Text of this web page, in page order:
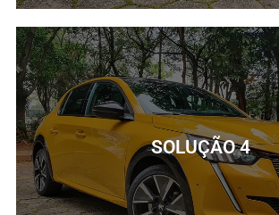
SOLUÇÃO 3
Lorem ipsum dolor sit amet consectetur
dolor
SAIBA MAIS
SOLUÇÃO 4